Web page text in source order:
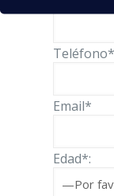
Teléfono*
Email*
Edad*: